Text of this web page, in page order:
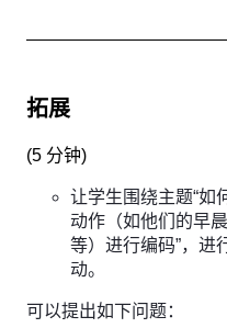
拓展
(5 分钟)
让学生围绕主题“如
动作（如他们的早
等）进行编码”，进
动。
可以提出如下问题：